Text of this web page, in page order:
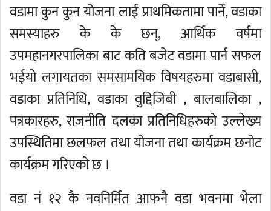
वडामा कुन कुन योजना लाई प्राथमिकतामा पार्ने, वडाका
समस्याहरु के के छन्, आर्थिक वर्षमा
उपमहानगरपालिका बाट कति बजेट वडामा पार्न सफल
भईयो लगायतका समसामयिक विषयहरुमा वडाबासी,
वडाका प्रतिनिधि, वडाका वुद्दिजिबी , बालबालिका ,
पत्रकारहरु, राजनीति दलका प्रतिनिधिहरुको उल्लेख्य
उपस्थितिमा छलफल तथा योजना तथा कार्यक्रम छनोट
कार्यक्रम गरिएको छ ।
वडा नं १२ कै नवनिर्मित आफनै वडा भवनमा भेला